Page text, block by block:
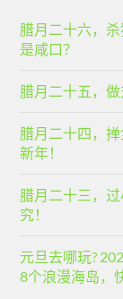
腊月二十六，
是咸口？
腊月二十五，
腊月二十四，
新年！
腊月二十三，
究！
元旦去哪玩?
8个浪漫海岛，